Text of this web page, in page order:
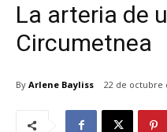
La arteria de
Circumetnea
By Arlene Bayliss 22 de octubre